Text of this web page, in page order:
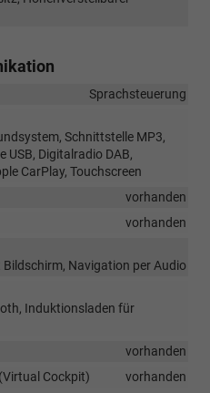
Sprachsteuerung
Schnittstelle MP3,
USB, Digitalradio DAB,
CarPlay, Touchscreen
vorhanden
vorhanden
Navigation per Audio
Induktionsladen für
vorhanden
Cockpit)
vorhanden